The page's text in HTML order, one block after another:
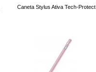
Caneta Stylus Ativa Tech-Protect